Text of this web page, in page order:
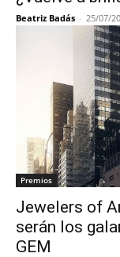
Beatriz Badás - 25/07/
Premios
Jewelers of
serán los
GEM